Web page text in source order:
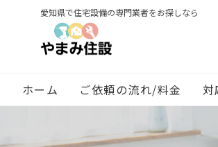
愛知県で住宅設備の専門業者をお探しなら
ホーム ご依頼の流れ/料金 対